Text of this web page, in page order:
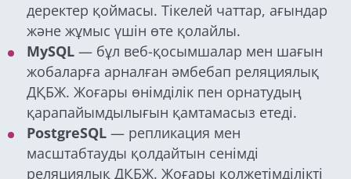
деректер қоймасы. Тікелей чаттар, ағындар
және жұмыс үшін өте қолайлы.
MySQL — бұл веб-қосымшалар мен шағын
жобаларға арналған әмбебап реляциялық
ДҚБЖ. Жоғары өнімділік пен орнатудың
қарапайымдылығын қамтамасыз етеді.
PostgreSQL — репликация мен
масштабтауды қолдайтын сенімді
реляциялық ДҚБЖ. Жоғары қолжетімділікті